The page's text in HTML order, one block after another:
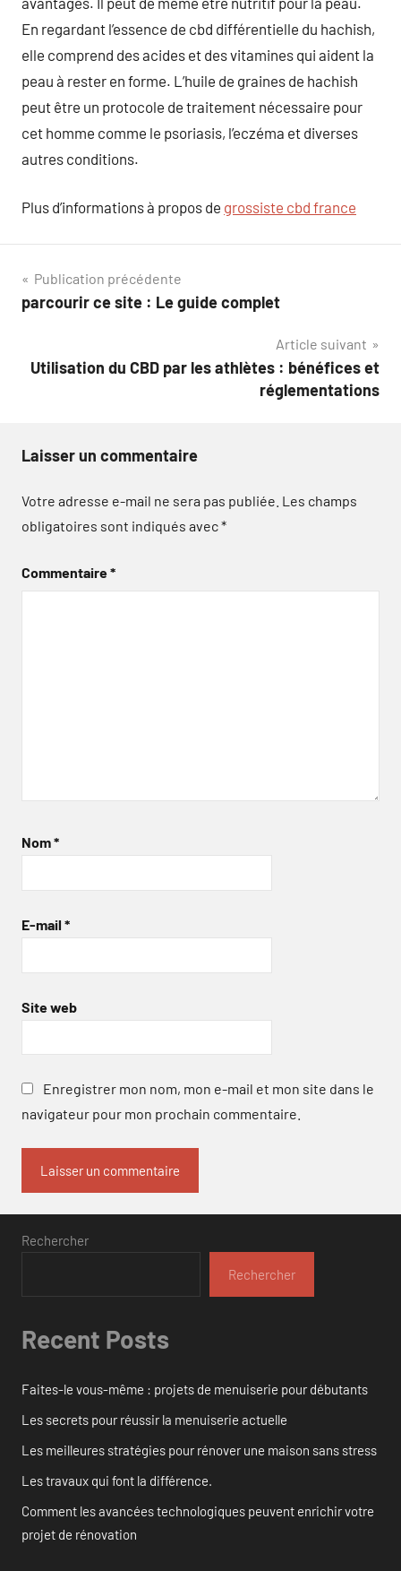
En regardant l’essence de cbd différentielle du hachish,
elle comprend des acides et des vitamines qui aident la
peau à rester en forme. L’huile de graines de hachish
peut être un protocole de traitement nécessaire pour
cet homme comme le psoriasis, l’eczéma et diverses
autres conditions.
Plus d’informations à propos de grossiste cbd france
Navigation
de
Publication précédente
parcourir ce site : Le guide complet
Article suivant
Utilisation du CBD par les athlètes : bénéfices et
réglementations
Laisser un commentaire
Votre adresse e-mail ne sera pas publiée. Les champs
obligatoires sont indiqués avec*
Commentaire*
Nom*
E-mail *
Site web
Enregistrer mon nom, mon e-mail et mon site dans le
navigateur pour mon prochain commentaire.
Rechercher
Rechercher
Recent Posts
Faites-le vous-même : projets de menuiserie pour débutants
Les secrets pour réussir la menuiserie actuelle
Les meilleures stratégies pour rénover une maison sans stress
Les travaux qui font la différence.
Comment les avancées technologiques peuvent enrichir votre
projet de rénovation